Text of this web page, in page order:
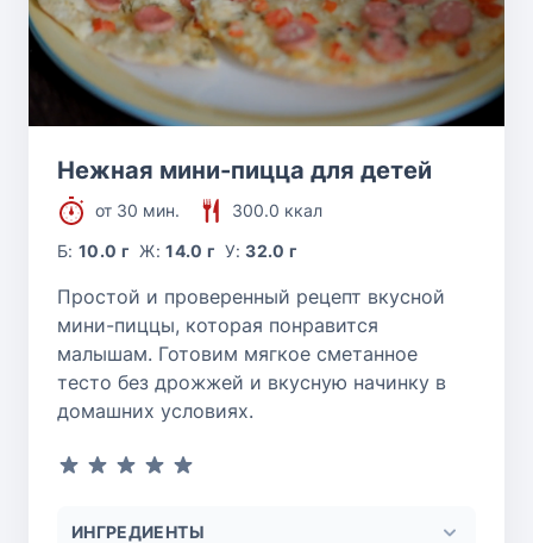
Нежная мини-пицца для детей
от 30 мин.
300.0 ккал
Б:10.0 г Ж:14.0 г У:32.0 г
Простой и проверенный рецепт вкусной
мини-пиццы, которая понравится
малышам. Готовим мягкое сметанное
тесто без дрожжей и вкусную начинку в
домашних условиях.
ИНГРЕДИЕНТЫ